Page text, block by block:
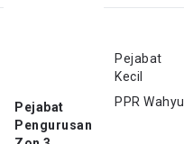
Pejabat
Pengurusan
Pejabat
Kecil
PPR Wahyu